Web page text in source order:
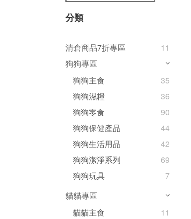
分類
清倉商品7折專區
11
狗狗專區
狗狗主食
35
狗狗濕糧
36
狗狗零食
90
狗狗保健產品
44
狗狗生活用品
42
狗狗潔淨系列
69
狗狗玩具
7
貓貓專區
貓貓主食
11